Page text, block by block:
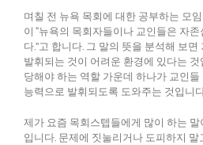
며칠 전 뉴욕 목회에 대한 공부하는 모
이 “뉴욕의 목회자들이나 교인들은 자
다.”고 합니다. 그 말의 뜻을 분석해 보
발휘되는 것이 어려운 환경에 있다는
당해야 하는 역할 가운데 하나가 교인
능력으로 발휘되도록 도와주는 것입니
제가 요즘 목회스텝들에게 많이 하는
입니다. 문제에 짓눌리거나 도피하지